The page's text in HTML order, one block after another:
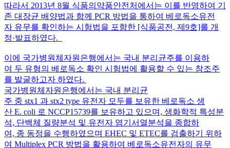
따라서 2013년 8월 식품의약품안전처에서는 이를 반영하여 기
존 대장균 배양법과 함께 PCR 방법을 통하여 베로독소유전
자 유무를 확인하는 시험법을 포함한 [식품공전, 제9호]를 개
정·발표하였다.
이에 국가병원체자원은행에서는 국내 분리균주를 이용하
여 두 유형의 베로독소 확인 시험법에 활용할 수 있는 참조주
를 발굴하고자 하였다.
국가병원체자원은행에서는 국내 분리균
주 중 stx1 과 stx2 type 유전자 모두를 보유한 베로독소 생
산 E. coli 로 NCCP15739를 보유하고 있으며, 생화학적 특성분
석, 단백체 질량분석 및 유전자 염기서열분석을 종합하
여, 종 동정을 수행하였으며 EHEC 및 ETEC를 검출하기 위하
여 Multiplex PCR 방법을 활용하여 베로독소유전자의 유무